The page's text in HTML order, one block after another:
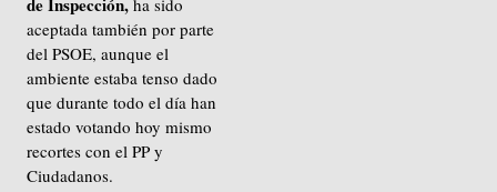
aceptada también por parte
del PSOE, aunque el
ambiente estaba tenso dado
que durante todo el día han
estado votando hoy mismo
recortes con el PP y
Ciudadanos.